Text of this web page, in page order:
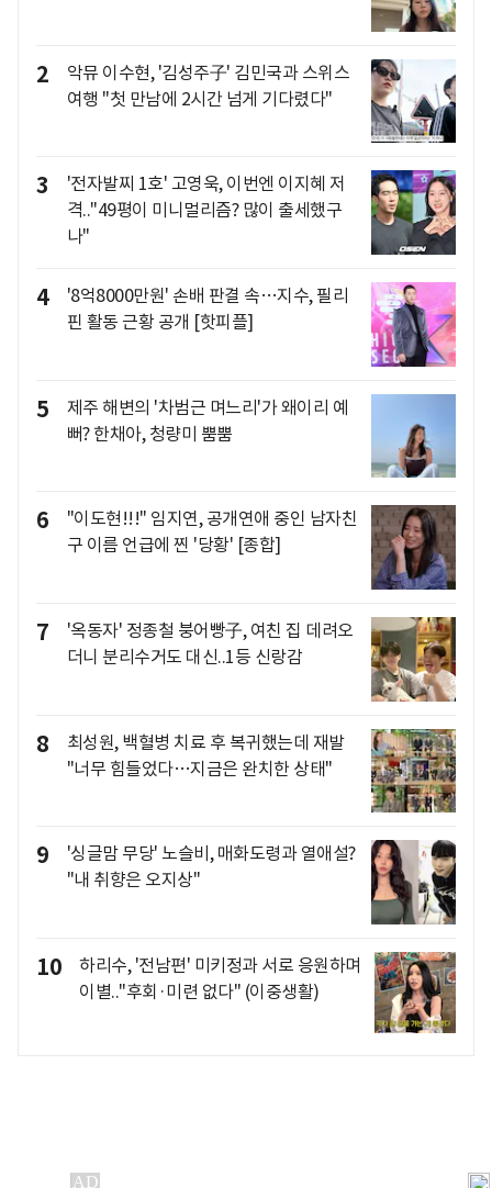
2
악뮤 이수현, '김성주子' 김민국과 스위스
여행 "첫 만남에 2시간 넘게 기다렸다"
3
'전자발찌 1호' 고영욱, 이번엔 이지혜 저
격.."49평이 미니멀리즘? 많이 출세했구
나"
4
'8억8000만원' 손배 판결 속…지수, 필리
핀 활동 근황 공개 [핫피플]
5
제주 해변의 '차범근 며느리'가 왜이리 예
뻐? 한채아, 청량미 뿜뿜
6
"이도현!!!" 임지연, 공개연애 중인 남자친
구 이름 언급에 찐 '당황' [종합]
7
'옥동자' 정종철 붕어빵子, 여친 집 데려오
더니 분리수거도 대신..1등 신랑감
8
최성원, 백혈병 치료 후 복귀했는데 재발
"너무 힘들었다…지금은 완치한 상태"
9
'싱글맘 무당' 노슬비, 매화도령과 열애설?
"내 취향은 오지상"
10
하리수, '전남편' 미키정과 서로 응원하며
이별.."후회·미련 없다" (이중생활)